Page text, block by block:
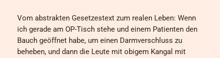
Vom abstrakten Gesetzestext zum realen Leben: Wenn
ich gerade am OP-Tisch stehe und einem Patienten den
Bauch geöffnet habe, um einen Darmverschluss zu
beheben, und dann die Leute mit obigem Kangal mit